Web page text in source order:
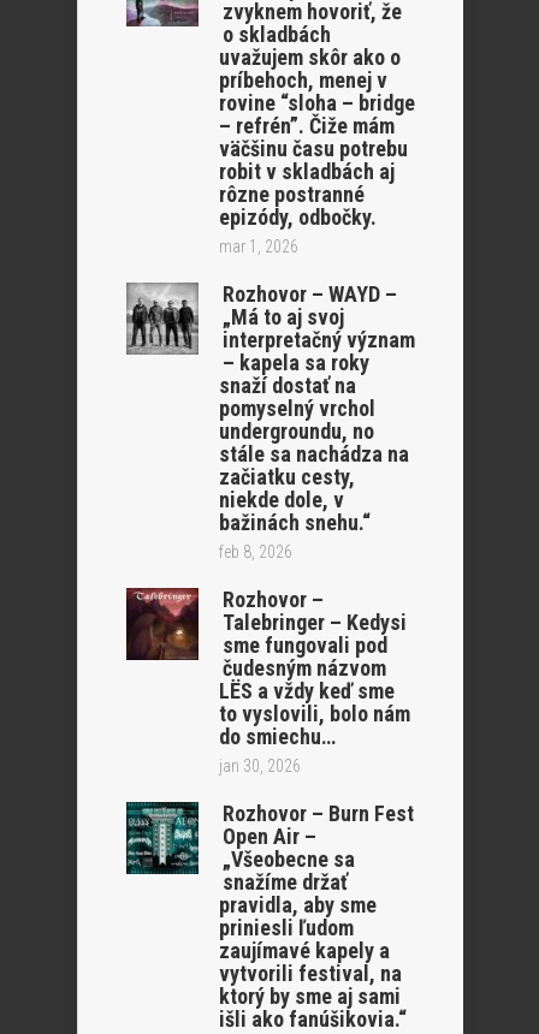
zvyknem hovoriť, že
o skladbách
uvažujem skôr ako o
príbehoch, menej v
rovine “sloha – bridge
– refrén”. Čiže mám
väčšinu času potrebu
robit v skladbách aj
rôzne postranné
epizódy, odbočky.
mar 1, 2026
Rozhovor – WAYD –
„Má to aj svoj
interpretačný význam
– kapela sa roky
snaží dostať na
pomyselný vrchol
undergroundu, no
stále sa nachádza na
začiatku cesty,
niekde dole, v
bažinách snehu.“
feb 8, 2026
Rozhovor –
Talebringer – Kedysi
sme fungovali pod
čudesným názvom
LËS a vždy keď sme
to vyslovili, bolo nám
do smiechu…
jan 30, 2026
Rozhovor – Burn Fest
Open Air –
„Všeobecne sa
snažíme držať
pravidla, aby sme
priniesli ľudom
zaujímavé kapely a
vytvorili festival, na
ktorý by sme aj sami
išli ako fanúšikovia.“